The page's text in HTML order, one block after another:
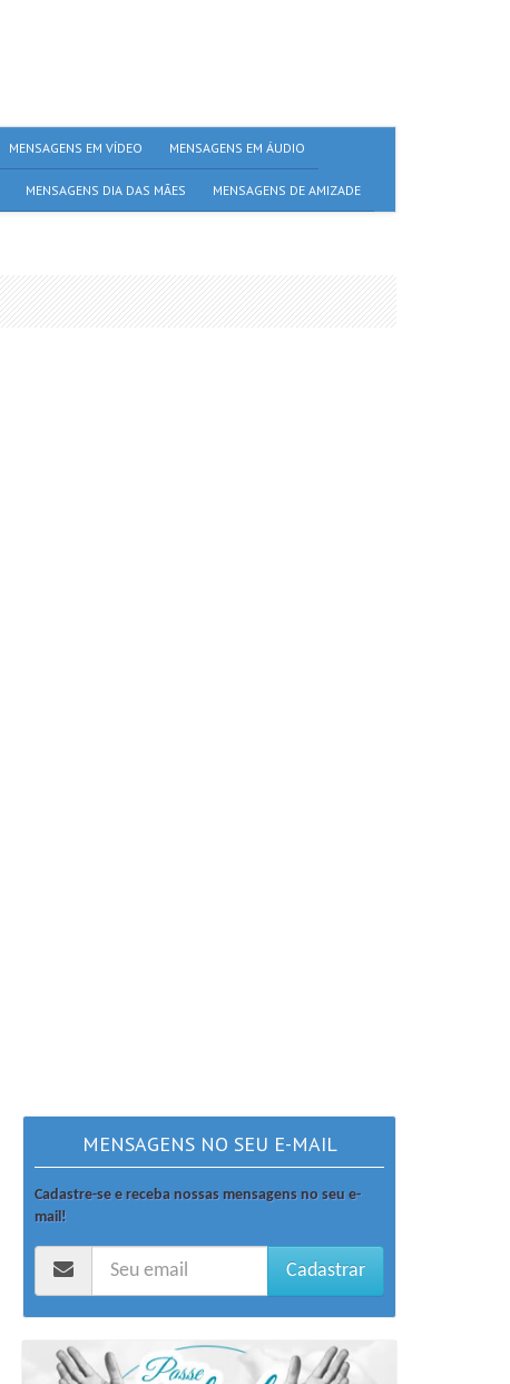
MENSAGENS EM VÍDEO MENSAGENS EM ÁUDIO
MENSAGENS DIA DAS MÃES MENSAGENS DE AMIZADE
MENSAGENS NO SEU E-MAIL
Cadastre-se e receba nossas mensagens no seu e-
mail!
Cadastrar